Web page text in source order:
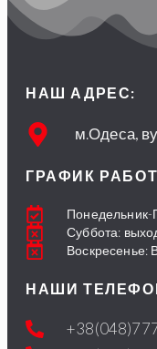
НАШ АДРЕС:
м.Одеса,
ГРАФИК
Понедельник-
Суббота:
Воскресенье:
НАШИ